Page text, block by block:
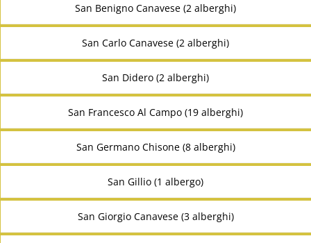
San Benigno Canavese (2 alberghi)
San Carlo Canavese (2 alberghi)
San Didero (2 alberghi)
San Francesco Al Campo (19 alberghi)
San Germano Chisone (8 alberghi)
San Gillio (1 albergo)
San Giorgio Canavese (3 alberghi)